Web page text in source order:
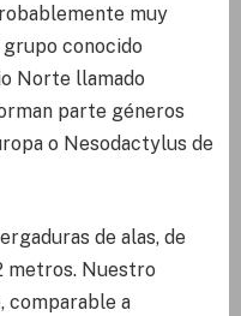
muy
conocido
Norte llamado
parte géneros
o Nesodactylus de
de alas, de
metros. Nuestro
comparable a